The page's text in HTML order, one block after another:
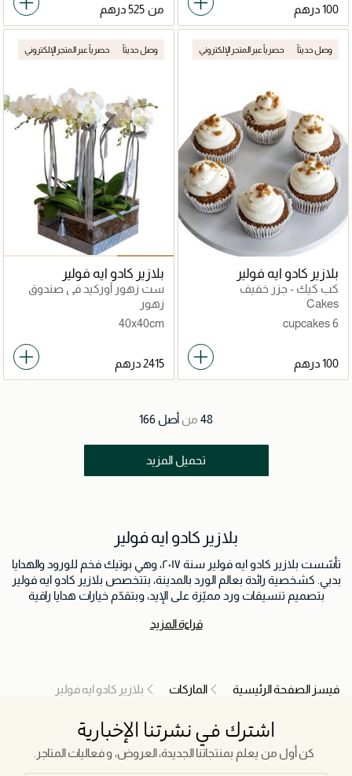
من
وصل حديثاً حصرياً عبر المتجر الإلكتروني
بلازير كادو ايه فولير
كب كيك - جزر خفيف
Cakes
6 cupcakes
وصل حديثاً حصرياً عبر المتجر الإلكتروني
بلازير كادو ايه فولير
ست زهور أوركيد في صندوق
فاخر من الأكريليك
زهور
40x40cm
48 من أصل
تحميل المزيد
بلازير كادو ايه فولير
تأسّست بلازير كادو ايه فولير سنة ٢٠١٧، وهي بوتيك فخم للورود والهدايا
بدبي. كشخصية رائدة بعالم الورد بالمدينة، بتتخصص بلازير كادو ايه فولير
بتصميم تنسيقات ورد مميّزة على الإيد، وبتقدّم خيارات هدايا راقية
بالشغل. رؤية بلازير كادو ايه فولير الإبداعية عم تفتح آفاق جديدة، وعم
ريكسوس بريميوم دبي، لامبورغيني، رولز رويس، إي جي إم سي موترز،
كادو ايه فولير بتضل مميّزة وخاصة للّي ما بدّن الروائح المنتشرة
والاعتيادية. مجموعة العطور هي أكتر قطعة هدايا مطلوبة وناجحة عند
البراند، وجذبت انتباه شريحة واسعة من العملاء المقتدرين بالمنطقة.
قراءة المزيد
فيسز الصفحة الرئيسية الماركات بلازير كادو ايه فولير
اشترك في نشرتنا الإخبارية
كن أول من يعلم بمنتجاتنا الجديدة، العروض، و فعاليات المتاجر.